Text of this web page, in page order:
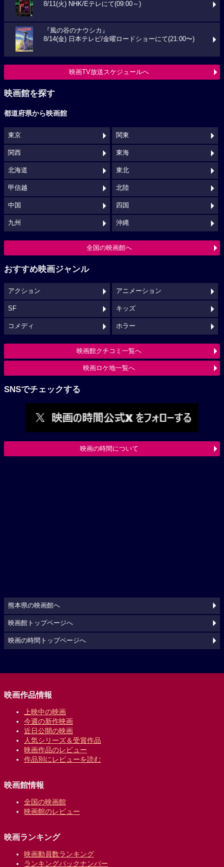
8/11(火) NHK/Eテレにて(09:00～)
『風の谷のナウシカ』
8/14(金) 日本テレビ/金曜ロードショーにて(21:00〜)
映画TV放送スケジュールへ
映画館を探す
都道府県から映画館
東京 関東
関西 東海
北海道 東北
甲信越 北陸
中国 四国
九州 沖縄
全国の映画館へ
おすすめ映画ジャンル
アクション アニメーション
SF キッズ
コメディ ホラー
映画館クチコミ一覧へ
映画ロケ地一覧へ
SNSでチェックする
映画の時間について
熊本県の映画館へ
映画館トップページへ
映画の時間トップページへ
映画作品情報
上映中の映画
今週の新作映画
近日公開の映画
人気シリーズ＆受賞作品
映画作品のレビュー
作品別にレビューを読む
映画館情報
全国の映画館
映画館のレビュー
映画ランキング
映画動員数ランキング
ランキングバックナンバー